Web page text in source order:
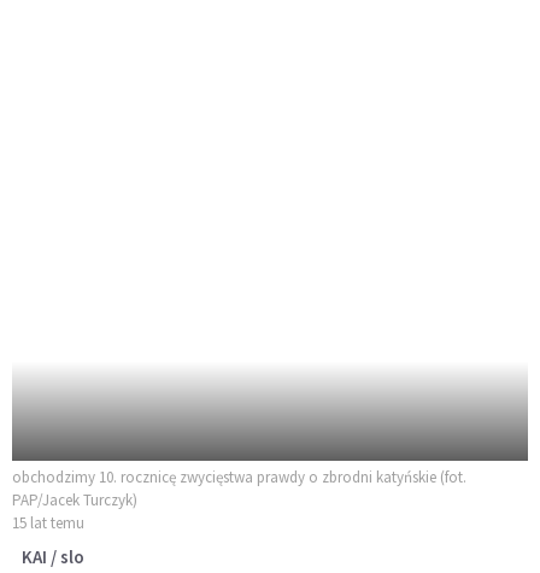
obchodzimy 10. rocznicę zwycięstwa prawdy o zbrodni katyńskie (fot.
PAP/Jacek Turczyk)
15 lat temu
KAI / slo